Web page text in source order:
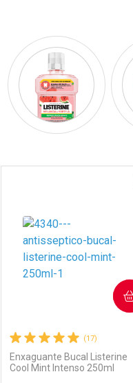
(17)
Enxaguante Bucal Listerine
Cool Mint Intenso 250ml
COMPRAR